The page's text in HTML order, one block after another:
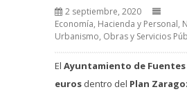
2 septiembre, 2020
Economía, Hacienda y Personal,
Urbanismo, Obras y Servicios
El Ayuntamiento de Fuentes
euros dentro del Plan